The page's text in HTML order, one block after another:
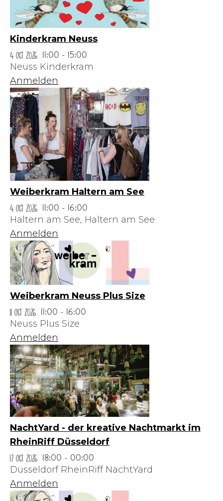
Kinderkram Neuss
4 Oct 2026
11:00 - 15:00
Neuss Kinderkram
Anmelden
Weiberkram Haltern am See
4 Oct 2026
11:00 - 16:00
Haltern am See, Haltern am See
Anmelden
Weiberkram Neuss Plus Size
11 Oct 2026
11:00 - 16:00
Neuss Plus Size
Anmelden
NachtYard - der kreative Nachtmarkt im
RheinRiff Düsseldorf
17 Oct 2026
18:00 - 00:00
Düsseldorf RheinRiff NachtYard
Anmelden